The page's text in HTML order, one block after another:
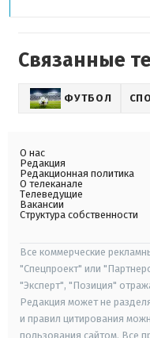
Связанные
ФУТБОЛ
О нас
Редакция
Редакционная политика
О телеканале
Телеведущие
Вакансии
Структура собственности
Все коммерческие
"Спецпроект" или
"Эксперт", "Позиция"
Редакция может не
и правил цитирования
пользования сайтом. Все